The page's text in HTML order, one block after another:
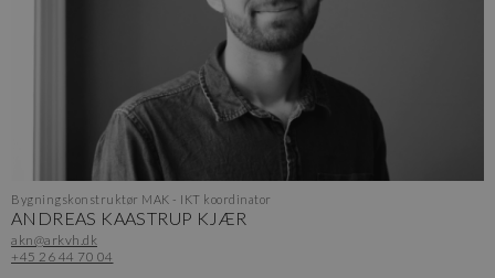
Bygningskonstruktør MAK - IKT koordinator
ANDREAS KAASTRUP KJÆR
akn@arkvh.dk
+45 26 44 70 04